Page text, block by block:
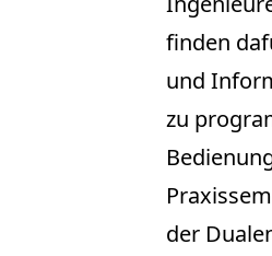
finden
und
zu
der